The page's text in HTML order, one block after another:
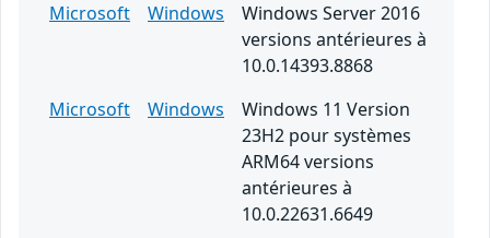
Microsoft
Windows
Windows Server 2016
versions antérieures à
10.0.14393.8868
Microsoft
Windows
Windows 11 Version
23H2 pour systèmes
ARM64 versions
antérieures à
10.0.22631.6649